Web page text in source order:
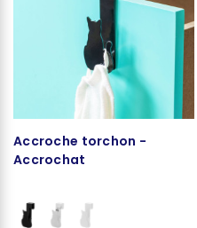
Accroche torchon -
Accrochat